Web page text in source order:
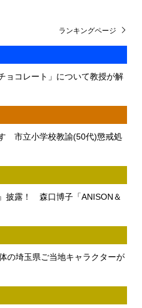
ョコレート」について教授が解
市立小学校教諭(50代)懲戒処
披露！ 森口博子「ANISON＆
埼玉県ご当地キャラクターが
ランキングページ